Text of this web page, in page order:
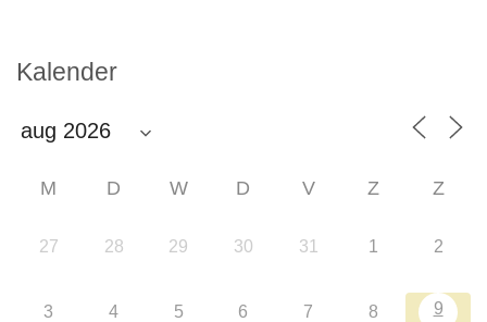
Kalender
M D W D V Z Z
27 28 29 30 31 1 2
3 4 5 6 7 8 9